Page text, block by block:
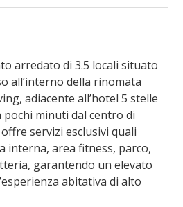
arredato di 3.5 locali situato
all’interno della rinomata
adiacente all’hotel 5 stelle
minuti dal centro di
servizi esclusivi quali
interna, area fitness, parco,
garantendo un elevato
abitativa di alto